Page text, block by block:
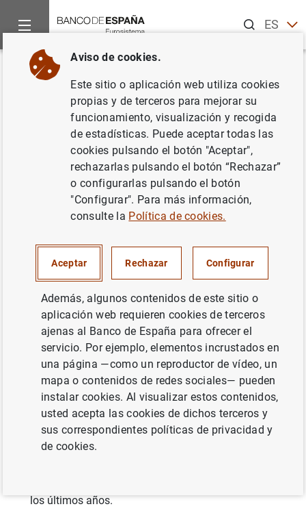
ESEN
Inicio Noticias y eventos
Volver
La capacidad de financiación de
la economía española se situó
en marzo de 2026 en el 4% del
Avance mensual de la Balanza de pagos.
Datos acumulados de 12 meses
29/05/2026
BALANZA DE PAGOS, PII, DEUDA EXTERNA
Nota de prensa estadística
Principales resultados de la balanza
de pagos
los últimos años.
Aviso de cookies.
Este sitio o aplicación web utiliza cookies
propias y de terceros para mejorar su
funcionamiento, visualización y recogida
de estadísticas. Puede aceptar todas las
cookies pulsando el botón "Aceptar",
rechazarlas pulsando el botón “Rechazar”
o configurarlas pulsando el botón
"Configurar". Para más información,
consulte la Política de cookies.
Aceptar Rechazar Configurar
Además, algunos contenidos de este sitio o
aplicación web requieren cookies de terceros
ajenas al Banco de España para ofrecer el
servicio. Por ejemplo, elementos incrustados en
una página —como un reproductor de vídeo, un
mapa o contenidos de redes sociales— pueden
instalar cookies. Al visualizar estos contenidos,
usted acepta las cookies de dichos terceros y
sus correspondientes políticas de privacidad y
de cookies.